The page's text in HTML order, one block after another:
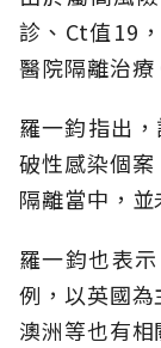
診、Ct值19
醫院隔離治療
羅一鈞指出
破性感染個
隔離當中，並
羅一鈞也表
例，以英國為
澳洲等也有